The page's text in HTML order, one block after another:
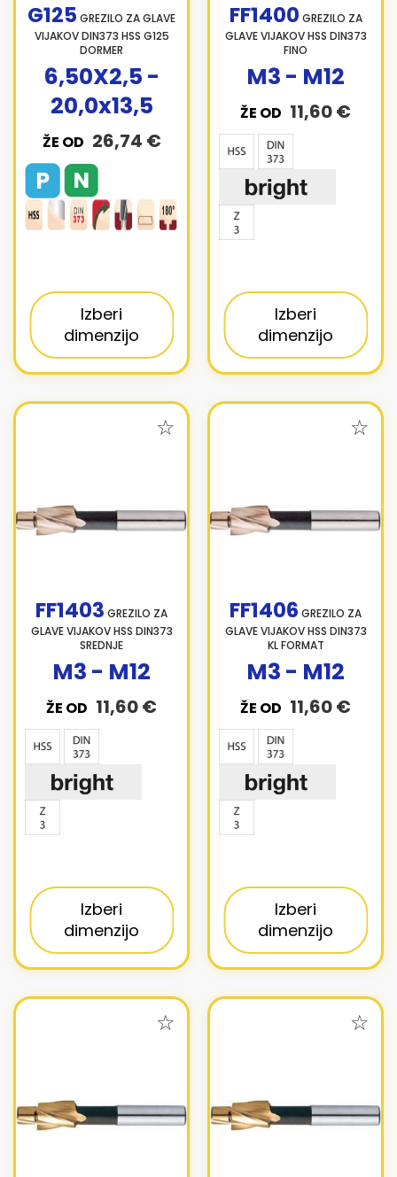
G125 GREZILO ZA GLAVE
VIJAKOV DIN373 HSS G125
DORMER
ŽE OD 26,74 €
6,50X2,5 -
20,0x13,5
Izberi
dimenzijo
FF1400 GREZILO ZA
GLAVE VIJAKOV HSS DIN373
FINO
ŽE OD 11,60 €
M3 - M12
Izberi
dimenzijo
FF1403 GREZILO ZA
GLAVE VIJAKOV HSS DIN373
SREDNJE
ŽE OD 11,60 €
M3 - M12
Izberi
dimenzijo
FF1406 GREZILO ZA
GLAVE VIJAKOV HSS DIN373
KL FORMAT
ŽE OD 11,60 €
M3 - M12
Izberi
dimenzijo